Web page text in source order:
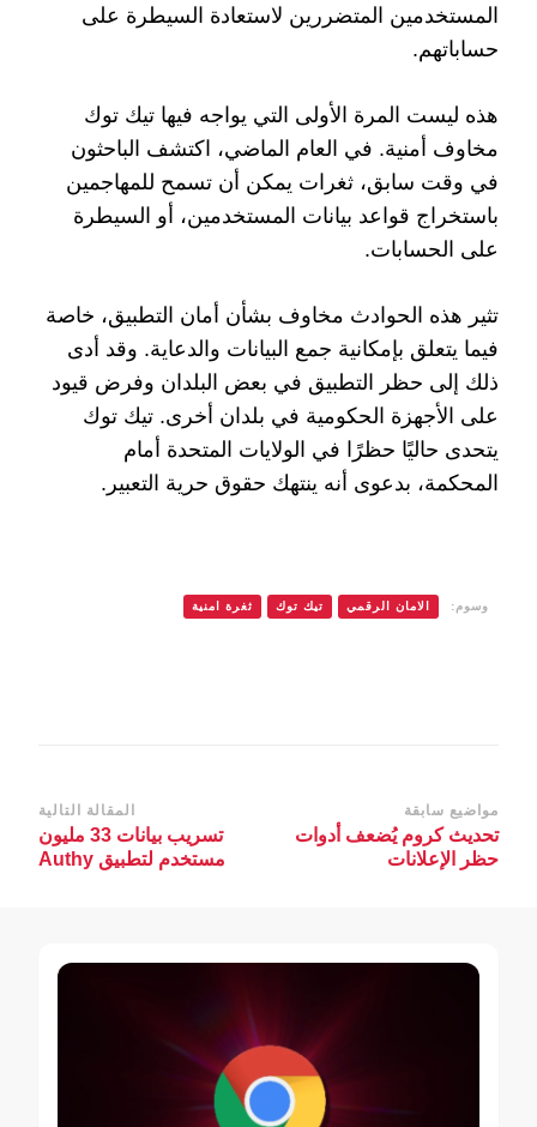
المستخدمين المتضررين لاستعادة السيطرة على
حساباتهم.
هذه ليست المرة الأولى التي يواجه فيها تيك توك
مخاوف أمنية. في العام الماضي، اكتشف الباحثون
في وقت سابق، ثغرات يمكن أن تسمح للمهاجمين
باستخراج قواعد بيانات المستخدمين، أو السيطرة
على الحسابات.
تثير هذه الحوادث مخاوف بشأن أمان التطبيق، خاصة
فيما يتعلق بإمكانية جمع البيانات والدعاية. وقد أدى
ذلك إلى حظر التطبيق في بعض البلدان وفرض قيود
على الأجهزة الحكومية في بلدان أخرى. تيك توك
يتحدى حاليًا حظرًا في الولايات المتحدة أمام
المحكمة، بدعوى أنه ينتهك حقوق حرية التعبير.
وسوم: الامان الرقمي تيك توك ثغرة امنية
التنقل
بين
مواضيع سابقة
تحديث كروم يُضعف أدوات
حظر الإعلانات
المقالة التالية
تسريب بيانات 33 مليون
مستخدم لتطبيق Authy